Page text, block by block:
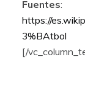
Fuentes:
https://
3%BAtbol
[/